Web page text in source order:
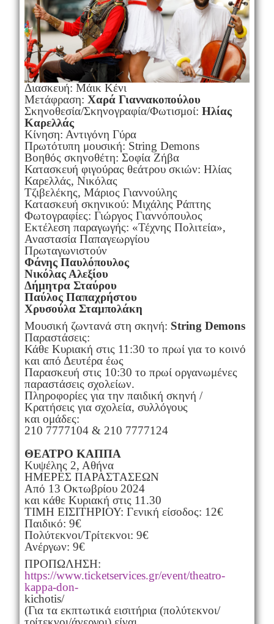
Διασκευή: Μάικ Κένι
Μετάφραση: Χαρά Γιαννακοπούλου
Σκηνοθεσία/Σκηνογραφία/Φωτισμοί: Ηλίας
Καρελλάς
Κίνηση: Αντιγόνη Γύρα
Πρωτότυπη μουσική: String Demons
Βοηθός σκηνοθέτη: Σοφία Ζήβα
Κατασκευή φιγούρας θεάτρου σκιών: Ηλίας
Καρελλάς, Νικόλας
Τζιβελέκης, Μάριος Γιαννούλης
Κατασκευή σκηνικού: Μιχάλης Ράπτης
Φωτογραφίες: Γιώργος Γιαννόπουλος
Εκτέλεση παραγωγής: «Τέχνης Πολιτεία»,
Αναστασία Παπαγεωργίου
Πρωταγωνιστούν
Φάνης Παυλόπουλος
Νικόλας Αλεξίου
Δήμητρα Σταύρου
Παύλος Παπαχρήστου
Χρυσούλα Σταμπολάκη
Μουσική ζωντανά στη σκηνή: String Demons
Παραστάσεις:
Κάθε Κυριακή στις 11:30 το πρωί για το κοινό
και από Δευτέρα έως
Παρασκευή στις 10:30 το πρωί οργανωμένες
παραστάσεις σχολείων.
Πληροφορίες για την παιδική σκηνή /
Κρατήσεις για σχολεία, συλλόγους
και ομάδες:
210 7777104 & 210 7777124
ΘΕΑΤΡΟ ΚΑΠΠΑ
Κυψέλης 2, Αθήνα
ΗΜΕΡΕΣ ΠΑΡΑΣΤΑΣΕΩΝ
Από 13 Οκτωβρίου 2024
και κάθε Κυριακή στις 11.30
ΤΙΜΗ ΕΙΣΙΤΗΡΙΟΥ: Γενική είσοδος: 12€
Παιδικό: 9€
Πολύτεκνοι/Τρίτεκνοι: 9€
Ανέργων: 9€
ΠΡΟΠΩΛΗΣΗ:
https://www.ticketservices.gr/event/theatro-
kappa-don-
kichotis/
(Για τα εκπτωτικά εισιτήρια (πολύτεκνοι/